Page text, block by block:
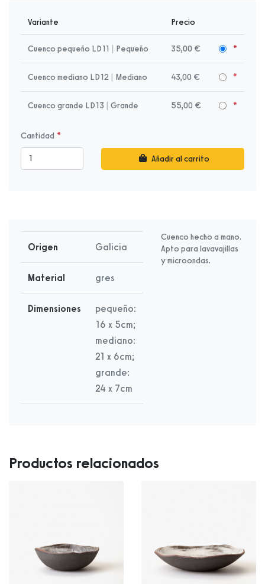
Variante Precio
Cuenco pequeño LD11 Pequeño 35,00 €
Cuenco mediano LD12 Mediano 43,00 €
Cuenco grande LD13 Grande 55,00 €
Cantidad
Añadir al carrito
Origen Galicia
Material gres
Dimensiones
pequeño:
16 x 5cm;
mediano:
21 x 6cm;
grande:
24 x 7cm
Cuenco hecho a mano.
Apto para lavavajillas
y microondas.
Productos relacionados